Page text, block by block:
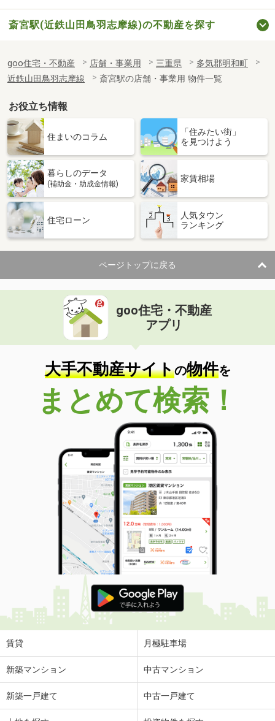
斎宮駅(近鉄山田鳥羽志摩線)の不動産を探す
goo住宅・不動産 店舗・事業用 三重県
多気郡明和町
近鉄山田鳥羽志摩線
斎宮駅の店舗・事業用 物件一覧
お役立ち情報
住まいのコラム
「住みたい街」
を見つけよう
暮らしのデータ
(補助金・助成金情報)
家賃相場
住宅ローン
人気タウン
ランキング
ページトップに戻る
goo住宅・不動産
アプリ
大手不動産サイトの物件を
まとめて検索！
賃貸 月極駐車場
新築マンション 中古マンション
新築一戸建て 中古一戸建て